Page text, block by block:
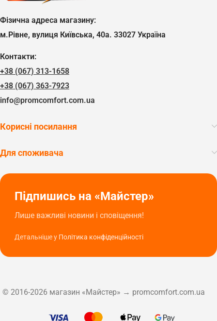
Фізична адреса магазину:
м.Рівне, вулиця Київська, 40а. 33027 Україна
Контакти:
+38 (067) 313-1658
+38 (067) 363-7923
info@promcomfort.com.ua
Корисні посилання
Для споживача
Підпишись на «Майстер»
Лише важливі новини і сповіщення!
Детальніше у Політика конфіденційності
© 2016-2026 магазин «Майстер» → promcomfort.com.ua